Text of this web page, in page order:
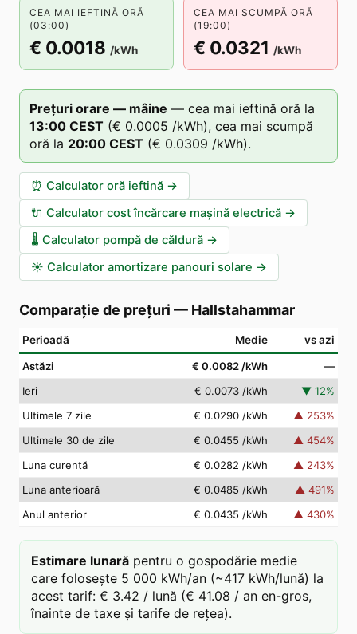
CEA MAI IEFTINĂ ORĂ
(03:00)
€ 0.0018 /kWh
CEA MAI SCUMPĂ ORĂ
(19:00)
€ 0.0321 /kWh
Prețuri orare — mâine — cea mai ieftină oră la
13:00 CEST (€ 0.0005 /kWh), cea mai scumpă
oră la 20:00 CEST (€ 0.0309 /kWh).
⏰ Calculator oră ieftină →
🔌 Calculator cost încărcare mașină electrică →
🌡️ Calculator pompă de căldură →
☀️ Calculator amortizare panouri solare →
Comparație de prețuri — Hallstahammar
Perioadă Medie vs azi
Astăzi € 0.0082 /kWh
—
Ieri
€ 0.0073 /kWh ▼ 12%
Ultimele 7 zile
€ 0.0290 /kWh ▲ 253%
Ultimele 30 de zile
€ 0.0455 /kWh ▲ 454%
Luna curentă
€ 0.0282 /kWh ▲ 243%
Luna anterioară
€ 0.0485 /kWh ▲ 491%
Anul anterior
€ 0.0435 /kWh ▲ 430%
Estimare lunară pentru o gospodărie medie
care folosește 5 000 kWh/an (~417 kWh/lună) la
acest tarif: € 3.42 / lună (€ 41.08 / an en-gros,
înainte de taxe și tarife de rețea).